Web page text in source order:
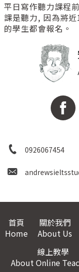
平日寫作聽力課程
課是聽力, 因為將
的學生都會報名。
0926067454
首頁
Home
關於我們
About Us
線上教學
About Online